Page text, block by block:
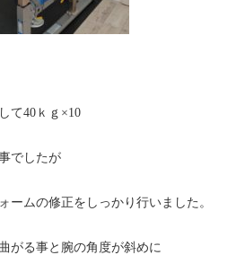
て40ｋｇ×10
でしたが
ームの修正をしっかり行いました。
がる事と腕の角度が斜めに